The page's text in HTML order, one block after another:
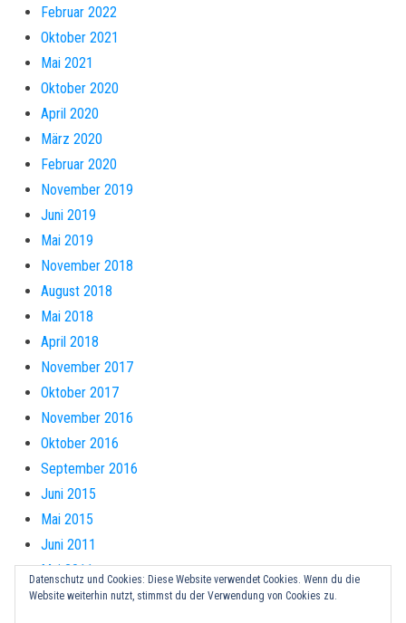
Februar 2022
Oktober 2021
Mai 2021
Oktober 2020
April 2020
März 2020
Februar 2020
November 2019
Juni 2019
Mai 2019
November 2018
August 2018
Mai 2018
April 2018
November 2017
Oktober 2017
November 2016
Oktober 2016
September 2016
Juni 2015
Mai 2015
Juni 2011
Mai 2011
Datenschutz und Cookies: Diese Website verwendet Cookies. Wenn du die
Website weiterhin nutzt, stimmst du der Verwendung von Cookies zu.